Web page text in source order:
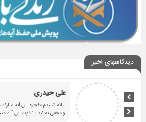
دیدگاههای اخیر
علی حیدری
سلام شنیدم مغجزه این آیه
و مخفی بمانید باتلاوت ابن آیه